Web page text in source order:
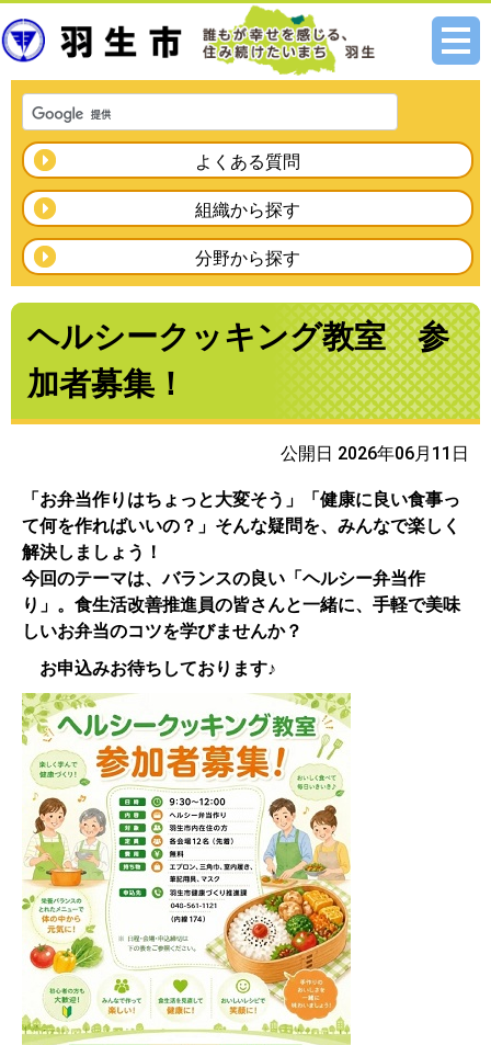
メニ
よくある質問
組織から探す
分野から探す
ヘルシークッキング教室 参
加者募集！
公開日 2026年06月11日
「お弁当作りはちょっと大変そう」「健康に良い食事っ
て何を作ればいいの？」そんな疑問を、みんなで楽しく
解決しましょう！
今回のテーマは、バランスの良い「ヘルシー弁当作
り」。食生活改善推進員の皆さんと一緒に、手軽で美味
しいお弁当のコツを学びませんか？
お申込みお待ちしております♪